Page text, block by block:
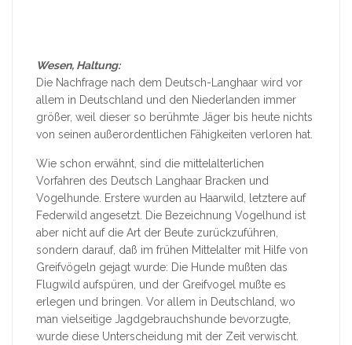
Wesen, Haltung:
Die Nachfrage nach dem Deutsch-Langhaar wird vor
allem in Deutschland und den Niederlanden immer
größer, weil dieser so berühmte Jäger bis heute nichts
von seinen außerordentlichen Fähigkeiten verloren hat.
Wie schon erwähnt, sind die mittelalterlichen
Vorfahren des Deutsch Langhaar Bracken und
Vogelhunde. Erstere wurden au Haarwild, letztere auf
Federwild angesetzt. Die Bezeichnung Vogelhund ist
aber nicht auf die Art der Beute zurückzuführen,
sondern darauf, daß im frühen Mittelalter mit Hilfe von
Greifvögeln gejagt wurde: Die Hunde mußten das
Flugwild aufspüren, und der Greifvogel mußte es
erlegen und bringen. Vor allem in Deutschland, wo
man vielseitige Jagdgebrauchshunde bevorzugte,
wurde diese Unterscheidung mit der Zeit verwischt.